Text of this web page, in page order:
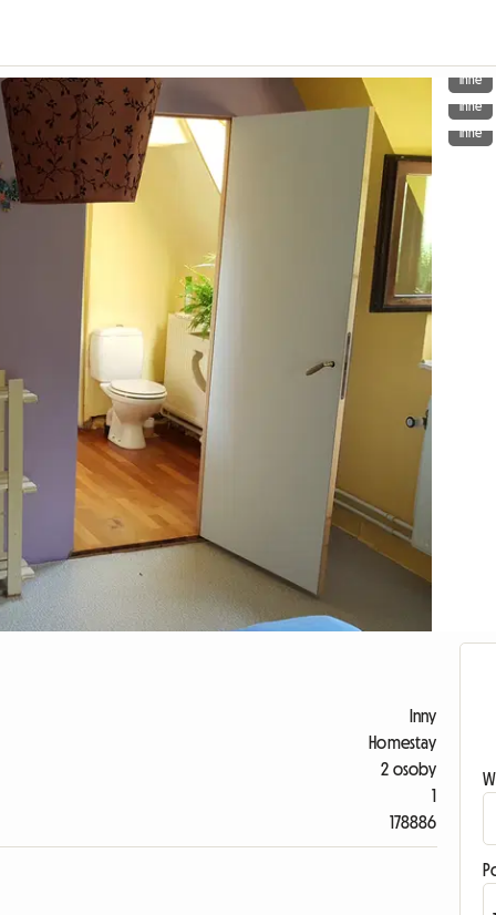
Inne
Inne
Inne
Inny
Homestay
2 osoby
1
178886